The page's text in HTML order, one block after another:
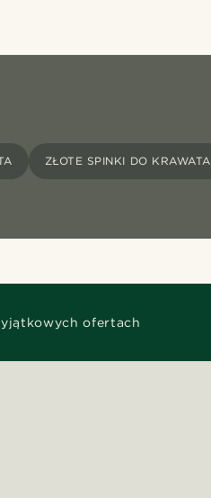
ZŁOTE SPINKI DO KRAWATA
ofertach